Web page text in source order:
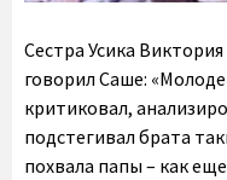
Сестра Усика
говорил Саше:
критиковал,
подстегивал брата
похвала папы – как